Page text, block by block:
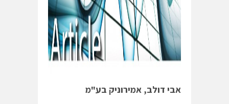
אבי דולב, אמירוניק בע"מ